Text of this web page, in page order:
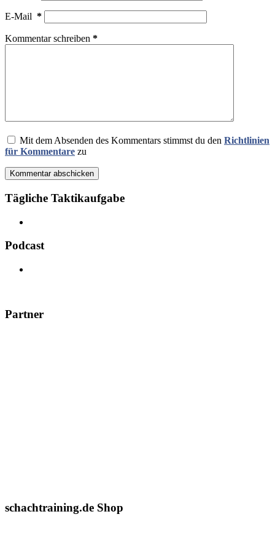
E-Mail *
Kommentar schreiben *
Mit dem Absenden des Kommentars stimmst du den Richtlinien
für Kommentare zu
Kommentar abschicken
Tägliche Taktikaufgabe
Podcast
Partner
schachtraining.de Shop